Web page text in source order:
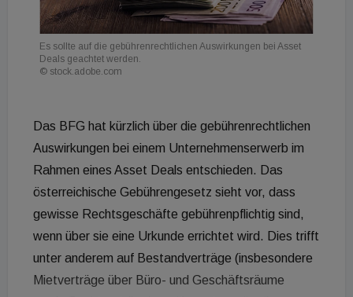
Es sollte auf die gebührenrechtlichen Auswirkungen bei Asset
Deals geachtet werden.
© stock.adobe.com
Das BFG hat kürzlich über die gebührenrechtlichen
Auswirkungen bei einem Unternehmenserwerb im
Rahmen eines Asset Deals entschieden. Das
österreichische Gebührengesetz sieht vor, dass
gewisse Rechtsgeschäfte gebührenpflichtig sind,
wenn über sie eine Urkunde errichtet wird. Dies trifft
unter anderem auf Bestandverträge (insbesondere
Mietverträge über Büro- und Geschäftsräume